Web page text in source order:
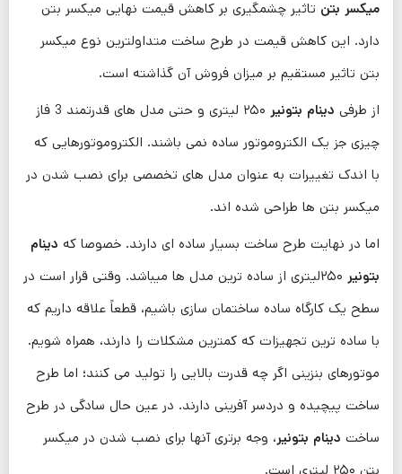
میکسر بتن تاثیر چشمگیری بر کاهش قیمت نهایی میکسر بتن
دارد. این کاهش قیمت در طرح ساخت متداولترین نوع میکسر
بتن تاثیر مستقیم بر میزان فروش آن گذاشته است.
از طرفی دینام بتونیر
۲۵۰ لیتری و حتی مدل ‌های قدرتمند 3 فاز
چیزی جز یک الکتروموتور ساده نمی باشند. الکتروموتورهایی که
با اندک تغییرات به عنوان مدل های تخصصی برای نصب شدن در
میکسر بتن ها طراحی شده اند.
اما در نهایت طرح ساخت بسیار ساده ‌ای دارند. خصوصا که دینام
بتونیر
۲۵۰لیتری از ساده ترین مدل ها میباشد. وقتی قرار است در
سطح یک کارگاه ساده ساختمان سازی باشیم، قطعاً علاقه داریم که
با ساده ترین تجهیزات که کمترین مشکلات را دارند، همراه شویم.
موتورهای بنزینی اگر چه قدرت بالایی را تولید می ‌کنند؛ اما طرح
ساخت پیچیده و دردسر آفرینی دارند. در عین حال سادگی در طرح
ساخت دینام بتونیر، وجه برتری آنها برای نصب شدن در میکسر
بتن ۲۵۰ لیتری است.